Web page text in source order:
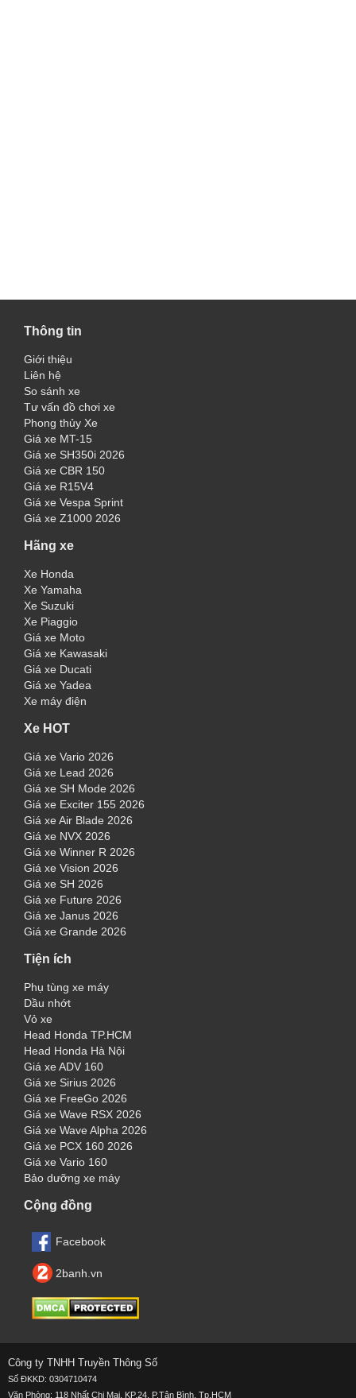
Thông tin
Giới thiệu
Liên hệ
So sánh xe
Tư vấn đồ chơi xe
Phong thủy Xe
Giá xe MT-15
Giá xe SH350i 2026
Giá xe CBR 150
Giá xe R15V4
Giá xe Vespa Sprint
Giá xe Z1000 2026
Hãng xe
Xe Honda
Xe Yamaha
Xe Suzuki
Xe Piaggio
Giá xe Moto
Giá xe Kawasaki
Giá xe Ducati
Giá xe Yadea
Xe máy điện
Xe HOT
Giá xe Vario 2026
Giá xe Lead 2026
Giá xe SH Mode 2026
Giá xe Exciter 155 2026
Giá xe Air Blade 2026
Giá xe NVX 2026
Giá xe Winner R 2026
Giá xe Vision 2026
Giá xe SH 2026
Giá xe Future 2026
Giá xe Janus 2026
Giá xe Grande 2026
Tiện ích
Phụ tùng xe máy
Dầu nhớt
Vỏ xe
Head Honda TP.HCM
Head Honda Hà Nội
Giá xe ADV 160
Giá xe Sirius 2026
Giá xe FreeGo 2026
Giá xe Wave RSX 2026
Giá xe Wave Alpha 2026
Giá xe PCX 160 2026
Giá xe Vario 160
Bảo dưỡng xe máy
Cộng đồng
Facebook
2banh.vn
Công ty TNHH Truyền Thông Số
Số ĐKKD: 0304710474
Văn Phòng: 118 Nhất Chi Mai, KP.24, P.Tân Bình, Tp.HCM